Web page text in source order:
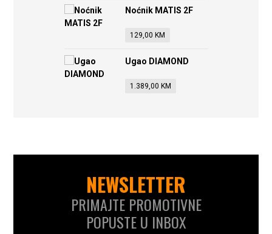
Noćnik MATIS 2F
129,00 KM
Ugao DIAMOND
1.389,00 KM
NEWSLETTER
PRIMAJTE PROMOTIVNE
POPUSTE U INBOX